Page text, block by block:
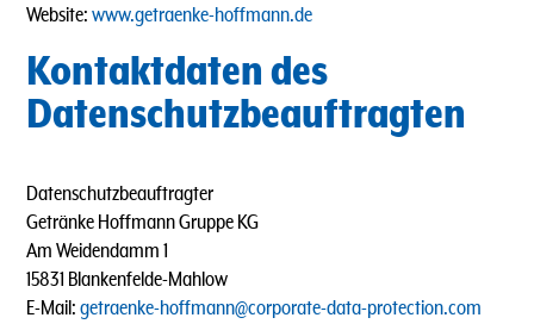
Website: www.getraenke-hoffmann.de
Kontaktdaten des
Datenschutzbeauftragten
Datenschutzbeauftragter
Getränke Hoffmann Gruppe KG
Am Weidendamm 1
15831 Blankenfelde-Mahlow
E-Mail: getraenke-hoffmann@corporate-data-protection.com